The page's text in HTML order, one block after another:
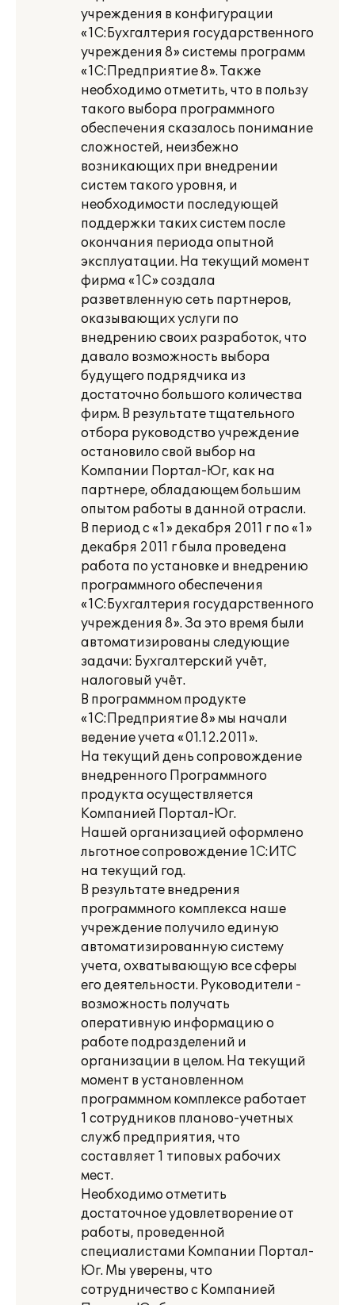
учреждения в конфигурации
«1С:Бухгалтерия государственного
учреждения 8» системы программ
«1С:Предприятие 8». Также
необходимо отметить, что в пользу
такого выбора программного
обеспечения сказалось понимание
сложностей, неизбежно
возникающих при внедрении
систем такого уровня, и
необходимости последующей
поддержки таких систем после
окончания периода опытной
эксплуатации. На текущий момент
фирма «1С» создала
разветвленную сеть партнеров,
оказывающих услуги по
внедрению своих разработок, что
давало возможность выбора
будущего подрядчика из
достаточно большого количества
фирм. В результате тщательного
отбора руководство учреждение
остановило свой выбор на
Компании Портал-Юг, как на
партнере, обладающем большим
опытом работы в данной отрасли.
В период с «1» декабря 2011 г по «1»
декабря 2011 г была проведена
работа по установке и внедрению
программного обеспечения
«1С:Бухгалтерия государственного
учреждения 8». За это время были
автоматизированы следующие
задачи: Бухгалтерский учёт,
налоговый учёт.
В программном продукте
«1С:Предприятие 8» мы начали
ведение учета «01.12.2011».
На текущий день сопровождение
внедренного Программного
продукта осуществляется
Компанией Портал-Юг.
Нашей организацией оформлено
льготное сопровождение 1С:ИТС
на текущий год.
В результате внедрения
программного комплекса наше
учреждение получило единую
автоматизированную систему
учета, охватывающую все сферы
его деятельности. Руководители -
возможность получать
оперативную информацию о
работе подразделений и
организации в целом. На текущий
момент в установленном
программном комплексе работает
1 сотрудников планово-учетных
служб предприятия, что
составляет 1 типовых рабочих
мест.
Необходимо отметить
достаточное удовлетворение от
работы, проведенной
специалистами Компании Портал-
Юг. Мы уверены, что
сотрудничество с Компанией